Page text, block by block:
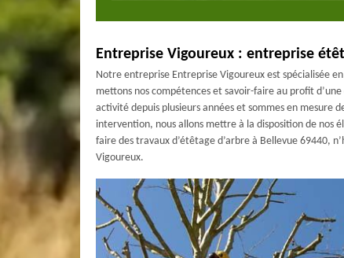
Entreprise Vigoureux : entreprise
Notre entreprise Entreprise Vigoureux est spécialisée
mettons nos compétences et savoir-faire au profit
activité depuis plusieurs années et sommes en mesure
intervention, nous allons mettre à la disposition de nos
faire des travaux d’étêtage d’arbre à Bellevue 69440,
Vigoureux.